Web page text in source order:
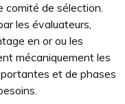
comité de sélection.
les évaluateurs,
en or ou les
mécaniquement les
et de phases